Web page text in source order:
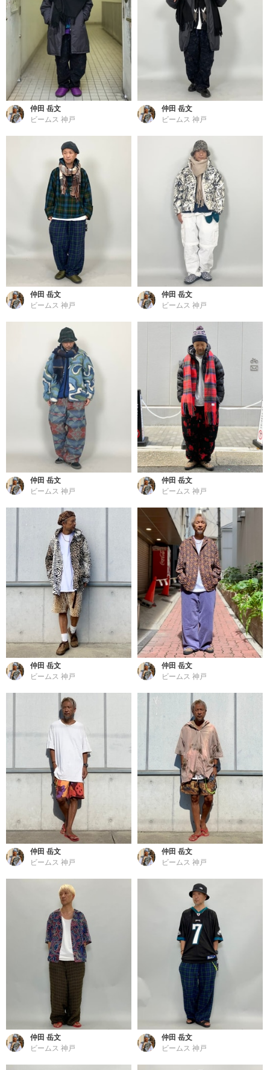
仲田 岳文
ビームス 神戸
仲田 岳文
ビームス 神戸
仲田 岳文
ビームス 神戸
仲田 岳文
ビームス 神戸
仲田 岳文
ビームス 神戸
仲田 岳文
ビームス 神戸
仲田 岳文
ビームス 神戸
仲田 岳文
ビームス 神戸
仲田 岳文
ビームス 神戸
仲田 岳文
ビームス 神戸
仲田 岳文
ビームス 神戸
仲田 岳文
ビームス 神戸